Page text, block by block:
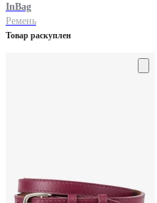
InBag
Ремень
Товар раскуплен